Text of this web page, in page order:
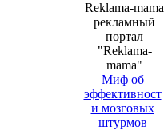
Reklama-mama
рекламный
портал
"Reklama-
mama"
Миф об
эффективност
и мозговых
штурмов